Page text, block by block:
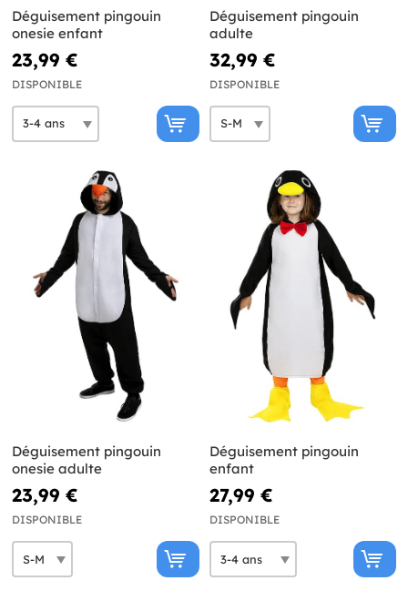
Déguisement pingouin
onesie enfant
23,99 €
DISPONIBLE
Déguisement pingouin
adulte
32,99 €
DISPONIBLE
Déguisement pingouin
onesie adulte
23,99 €
DISPONIBLE
Déguisement pingouin
enfant
27,99 €
DISPONIBLE